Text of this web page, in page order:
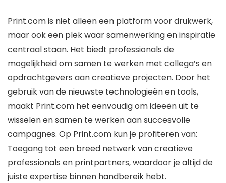
Print.com is niet alleen een platform voor drukwerk,
maar ook een plek waar samenwerking en inspiratie
centraal staan. Het biedt professionals de
mogelijkheid om samen te werken met collega’s en
opdrachtgevers aan creatieve projecten. Door het
gebruik van de nieuwste technologieën en tools,
maakt Print.com het eenvoudig om ideeën uit te
wisselen en samen te werken aan succesvolle
campagnes. Op Print.com kun je profiteren van:
Toegang tot een breed netwerk van creatieve
professionals en printpartners, waardoor je altijd de
juiste expertise binnen handbereik hebt.